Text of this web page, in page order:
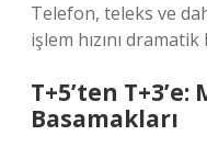
Telefon, teleks ve
işlem hızını dramatik
T+5’ten
Basamakları